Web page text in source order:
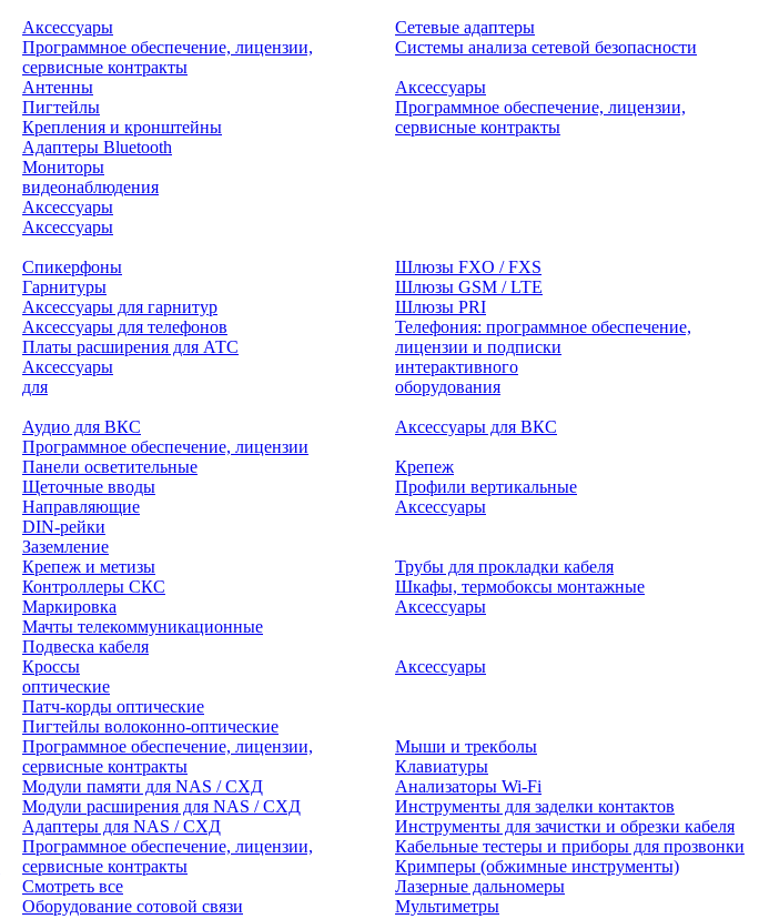
Аксессуары
Программное обеспечение, лицензии,
сервисные контракты
Сетевые адаптеры
Системы анализа сетевой безопасности
Антенны
Пигтейлы
Крепления и кронштейны
Адаптеры Bluetooth
Аксессуары
Программное обеспечение, лицензии,
сервисные контракты
Мониторы
видеонаблюдения
Аксессуары
Аксессуары
Спикерфоны
Гарнитуры
Аксессуары для гарнитур
Аксессуары для телефонов
Платы расширения для АТС
Шлюзы FXO / FXS
Шлюзы GSM / LTE
Шлюзы PRI
Телефония: программное обеспечение,
лицензии и подписки
Аксессуары
для
интерактивного
оборудования
Аудио для ВКС
Программное обеспечение, лицензии
Аксессуары для ВКС
Панели осветительные
Щеточные вводы
Направляющие
DIN-рейки
Заземление
Крепеж
Профили вертикальные
Аксессуары
Крепеж и метизы
Контроллеры СКС
Маркировка
Мачты телекоммуникационные
Подвеска кабеля
Трубы для прокладки кабеля
Шкафы, термобоксы монтажные
Аксессуары
Кроссы
оптические
Аксессуары
Патч-корды оптические
Пигтейлы волоконно-оптические
Программное обеспечение, лицензии,
сервисные контракты
Мыши и трекболы
Клавиатуры
Модули памяти для NAS / СХД
Модули расширения для NAS / СХД
Адаптеры для NAS / СХД
Программное обеспечение, лицензии,
сервисные контракты
Смотреть все
Оборудование сотовой связи
Анализаторы Wi-Fi
Инструменты для заделки контактов
Инструменты для зачистки и обрезки кабеля
Кабельные тестеры и приборы для прозвонки
Кримперы (обжимные инструменты)
Лазерные дальномеры
Мультиметры